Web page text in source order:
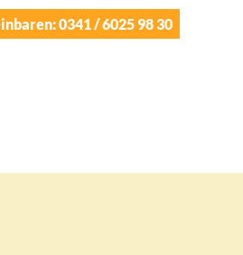
0341 / 6025 98 30